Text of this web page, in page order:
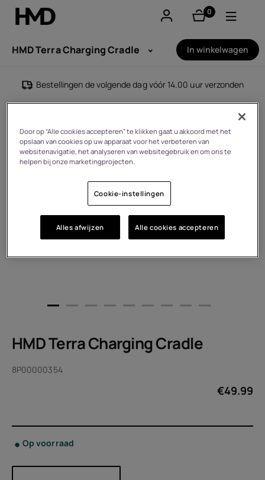
0
product(en)
Smartphones
Feature phones
Accessoires
Aanbiedingen
HMD Terra Charging Cradle In winkelwagen
Bestellingen de volgende dag vóór 14.00 uur verzonden
HMD Terra Charging Cradle
8P00000354
€49.99
Op voorraad
Door op “Alle cookies accepteren” te klikken gaat u akkoord met het
opslaan van cookies op uw apparaat voor het verbeteren van
websitenavigatie, het analyseren van websitegebruik en om ons te
helpen bij onze marketingprojecten.
Cookie-instellingen
Alles afwijzen Alle cookies accepteren